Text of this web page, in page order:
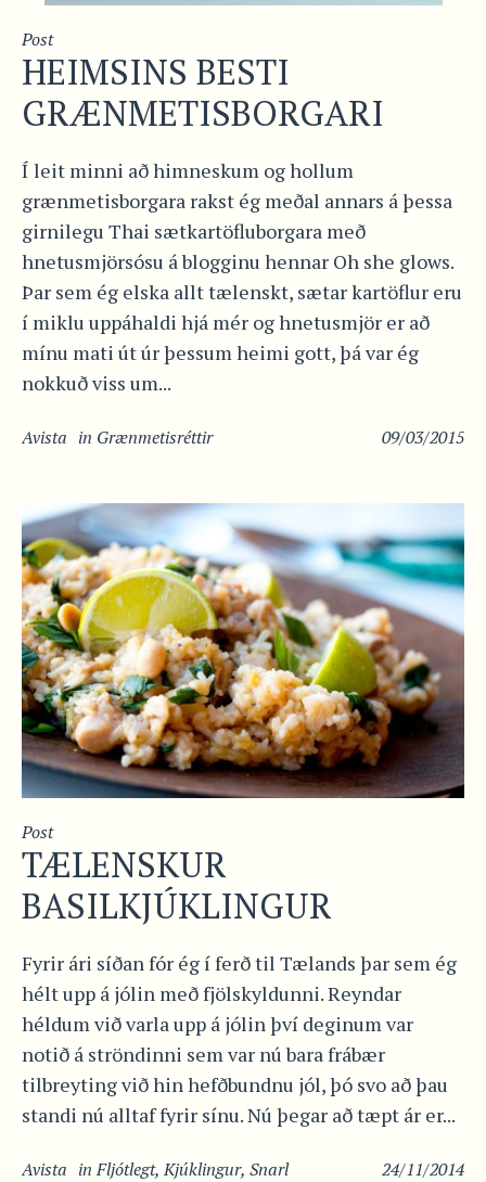
Post
HEIMSINS BESTI
GRÆNMETISBORGARI
Í leit minni að himneskum og hollum
grænmetisborgara rakst ég meðal annars á þessa
girnilegu Thai sætkartöfluborgara með
hnetusmjörsósu á blogginu hennar Oh she glows.
Þar sem ég elska allt tælenskt, sætar kartöflur eru
í miklu uppáhaldi hjá mér og hnetusmjör er að
mínu mati út úr þessum heimi gott, þá var ég
nokkuð viss um...
09/03/2015
Avista in Grænmetisréttir
Post
TÆLENSKUR
BASILKJÚKLINGUR
Fyrir ári síðan fór ég í ferð til Tælands þar sem ég
hélt upp á jólin með fjölskyldunni. Reyndar
héldum við varla upp á jólin því deginum var
notið á ströndinni sem var nú bara frábær
tilbreyting við hin hefðbundnu jól, þó svo að þau
standi nú alltaf fyrir sínu. Nú þegar að tæpt ár er...
24/11/2014
Avista inFljótlegt,Kjúklingur, Snarl